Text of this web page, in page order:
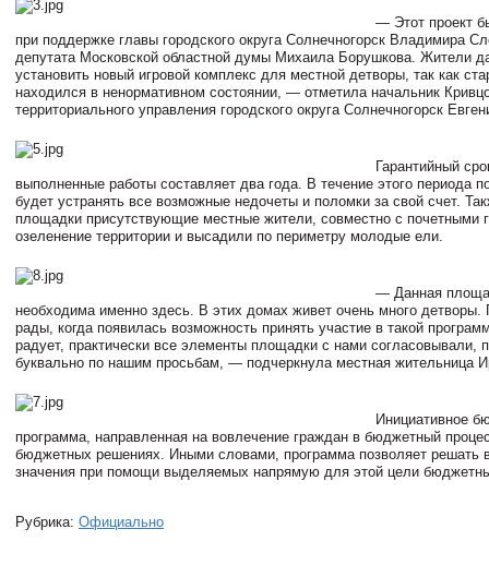
— Этот проект
при поддержке главы городского округа Солнечногорск Владимира
депутата Московской областной думы Михаила Борушкова. Жители
установить новый игровой комплекс для местной детворы, так как
находился в ненормативном состоянии, — отметила начальник
территориального управления городского округа Солнечногорск
Гарантийный
выполненные работы составляет два года. В течение этого периода
будет устранять все возможные недочеты и поломки за свой счет.
площадки присутствующие местные жители, совместно с почетными
озеленение территории и высадили по периметру молодые ели.
— Данная
необходима именно здесь. В этих домах живет очень много
рады, когда появилась возможность принять участие в такой
радует, практически все элементы площадки с нами согласовывали,
буквально по нашим просьбам, — подчеркнула местная жительница
Инициативное
программа, направленная на вовлечение граждан в бюджетный
бюджетных решениях. Иными словами, программа позволяет решать
значения при помощи выделяемых напрямую для этой цели
Рубрика: Официально